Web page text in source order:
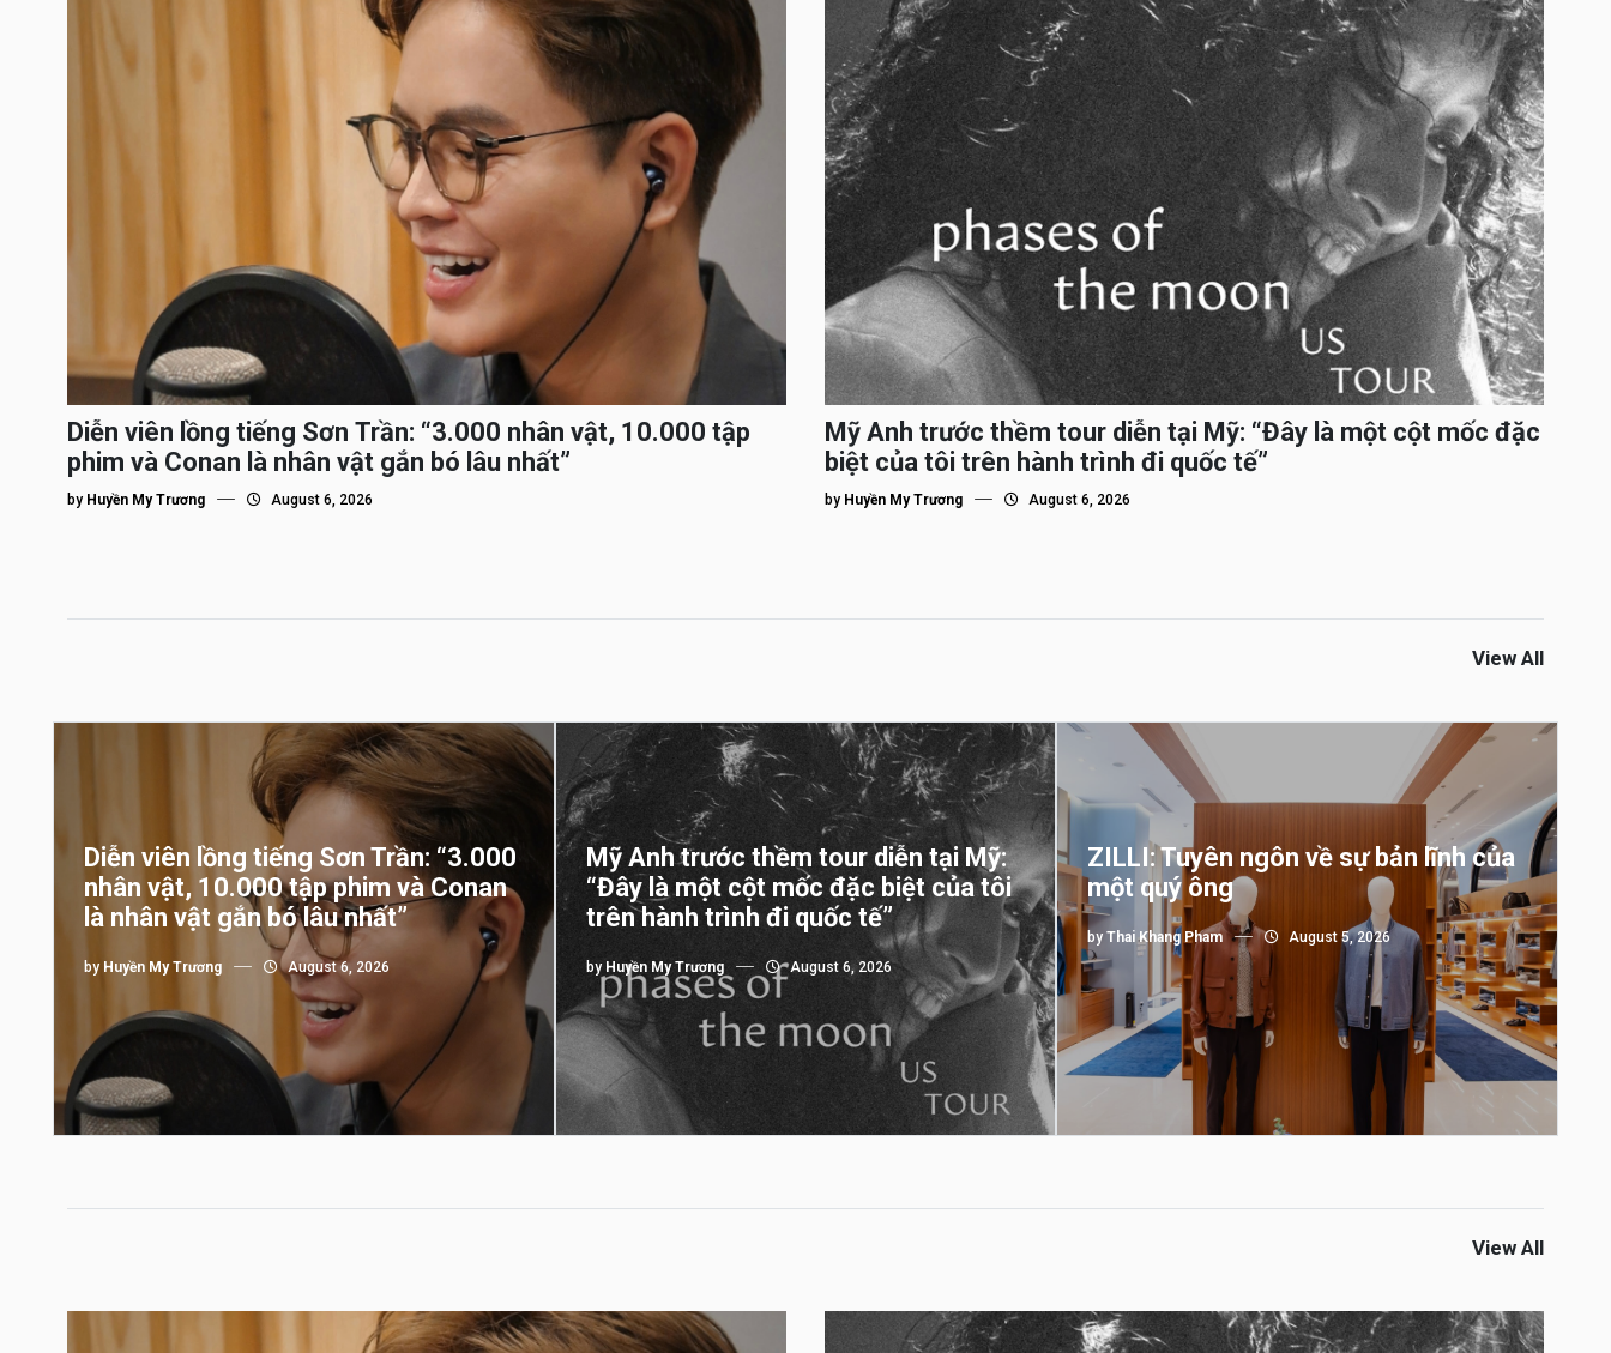
Diễn viên lồng tiếng Sơn Trần: “3.000 nhân vật, 10.000 tập
phim và Conan là nhân vật gắn bó lâu nhất”
by Huyền My Trương August 6, 2026
Mỹ Anh trước thềm tour diễn tại Mỹ: “Đây là một cột mốc đặc
biệt của tôi trên hành trình đi quốc tế”
by Huyền My Trương August 6, 2026
View All
Diễn viên lồng tiếng Sơn Trần: “3.000
nhân vật, 10.000 tập phim và Conan
là nhân vật gắn bó lâu nhất”
by Huyền My Trương August 6, 2026
Mỹ Anh trước thềm tour diễn tại Mỹ:
“Đây là một cột mốc đặc biệt của tôi
trên hành trình đi quốc tế”
by Huyền My Trương August 6, 2026
ZILLI: Tuyên ngôn về sự bản lĩnh của
một quý ông
byThai Khang Pham August 5, 2026
View All